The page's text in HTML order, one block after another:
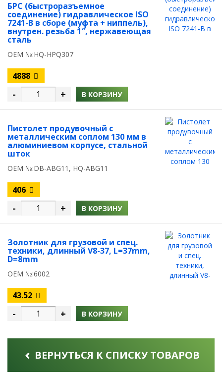
БРС (быстроразъемное
соединение) гидравлическое ISO
7241-B в сборе (муфта + ниппель),
внутрен. резьба 1″, нержавеющая
сталь
OEM №:HQ-HPQ307
4888
- + В КОРЗИНУ
Пистолет продувочный с
металлическим соплом 130 мм в
алюминиевом корпусе, стальной
шток
OEM №:DB-ABG11, HQ-ABG11
406
- + В КОРЗИНУ
Золотник для грузовой и спец.
техники, длинный V8-37, L=37mm,
D=8mm
OEM №:6002
43.52
- + В КОРЗИНУ
ВЕРНУТЬСЯ К СПИСКУ ТОВАРОВ